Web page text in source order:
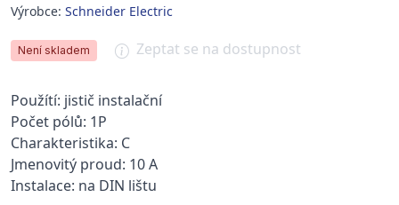
Výrobce: Schneider Electric
Není skladem Zeptat se na dostupnost
Použítí: jistič instalační
Počet pólů: 1P
Charakteristika: C
Jmenovitý proud: 10 A
Instalace: na DIN lištu